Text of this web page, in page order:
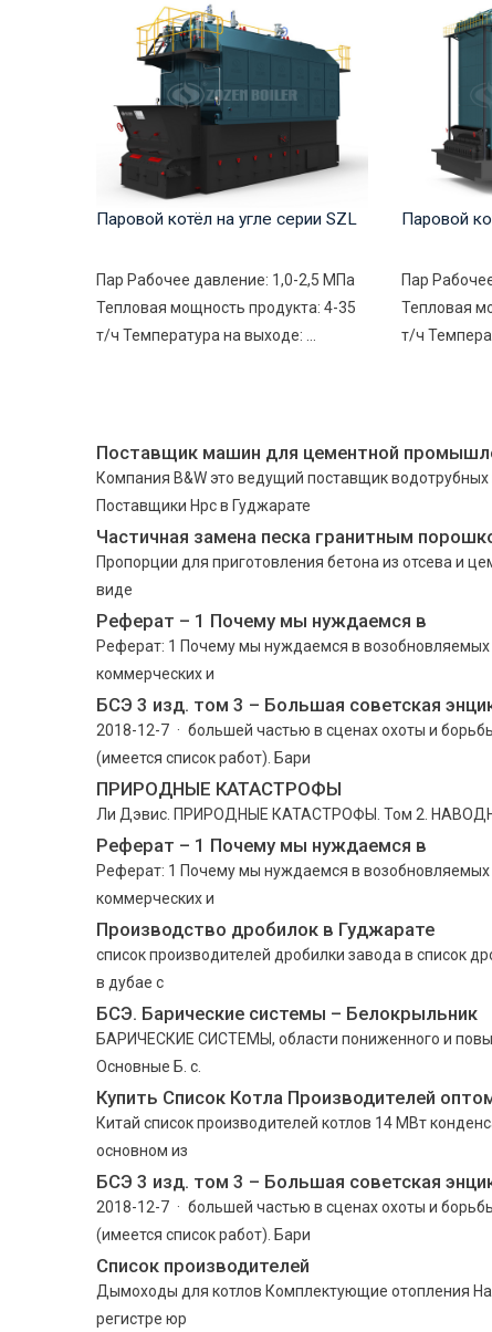
Паровой котёл на угле серии SZL
Пар Рабочее давление: 1,0-2,5 МПа
Тепловая мощность продукта: 4-35
т/ч Температура на выходе: ...
Паровой
Пар
Тепловая
т/ч
Поставщик машин для цементной
Компания B&W это ведущий поставщик водотрубных
Поставщики Hpc в Гуджарате
Частичная замена песка гранитным
Пропорции для приготовления бетона из отсева и
виде
Реферат – 1 Почему мы нуждаемся в
Реферат: 1 Почему мы нуждаемся в возобновляемых
коммерческих и
БСЭ 3 изд. том 3 – Большая советская
2018-12-7 · большей частью в сценах охоты и
(имеется список работ). Бари
ПРИРОДНЫЕ КАТАСТРОФЫ
Ли Дэвис. ПРИРОДНЫЕ КАТАСТРОФЫ. Том 2.
Реферат – 1 Почему мы нуждаемся в
Реферат: 1 Почему мы нуждаемся в возобновляемых
коммерческих и
Производство дробилок в Гуджарате
список производителей дробилки завода в список
в дубае с
БСЭ. Барические системы – Белокрыльник
БАРИЧЕСКИЕ СИСТЕМЫ, области пониженного и
Основные Б. с.
Купить Список Котла Производителей
Китай список производителей котлов 14 МВт
основном из
БСЭ 3 изд. том 3 – Большая советская
2018-12-7 · большей частью в сценах охоты и
(имеется список работ). Бари
Список производителей
Дымоходы для котлов Комплектующие отопления
регистре юр